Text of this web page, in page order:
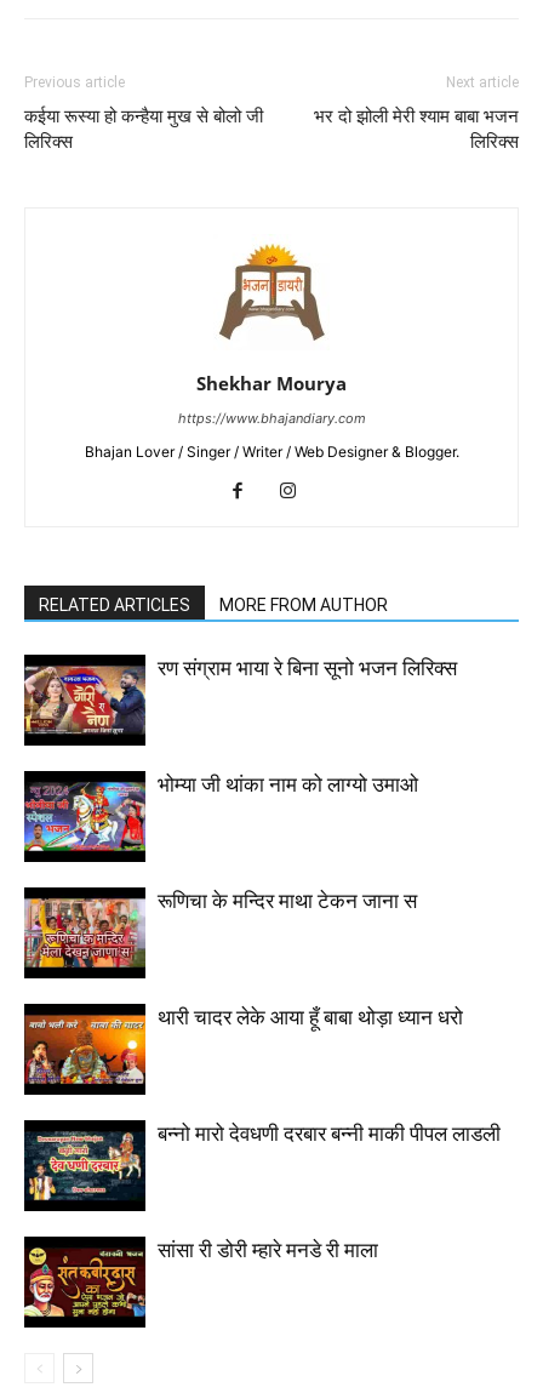
Previous article
कईया रूस्या हो कन्हैया मुख से बोलो जी
लिरिक्स
Next article
भर दो झोली मेरी श्याम बाबा भजन
लिरिक्स
Shekhar Mourya
https://www.bhajandiary.com
Bhajan Lover / Singer / Writer / Web Designer & Blogger.
RELATED ARTICLES MORE FROM AUTHOR
रण संग्राम भाया रे बिना सूनो भजन लिरिक्स
भोम्या जी थांका नाम को लाग्यो उमाओ
रूणिचा के मन्दिर माथा टेकन जाना स
थारी चादर लेके आया हूँ बाबा थोड़ा ध्यान धरो
बन्नो मारो देवधणी दरबार बन्नी माकी पीपल लाडली
सांसा री डोरी म्हारे मनडे री माला